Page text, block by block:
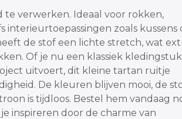
te verwerken. Ideaal voor rokken,
interieurtoepassingen zoals kussens
de stof een lichte stretch, wat
Of je nu een klassiek kledingstuk
uitvoert, dit kleine tartan ruitje
De kleuren blijven mooi, de
is tijdloos. Bestel hem vandaag
inspireren door de charme van